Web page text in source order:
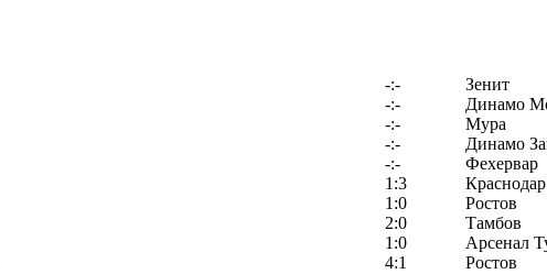
-:-
Зенит
-:-
Динамо
-:-
Мура
-:-
Динамо
-:-
Фехервар
1:3
Краснодар
1:0
Ростов
2:0
Тамбов
1:0
Арсенал
4:1
Ростов